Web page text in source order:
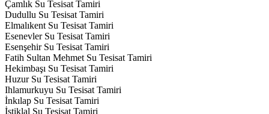
Çamlık Su Tesisat Tamiri
Dudullu Su Tesisat Tamiri
Elmalıkent Su Tesisat Tamiri
Esenevler Su Tesisat Tamiri
Esenşehir Su Tesisat Tamiri
Fatih Sultan Mehmet Su Tesisat Tamiri
Hekimbaşı Su Tesisat Tamiri
Huzur Su Tesisat Tamiri
Ihlamurkuyu Su Tesisat Tamiri
İnkılap Su Tesisat Tamiri
İstiklal Su Tesisat Tamiri